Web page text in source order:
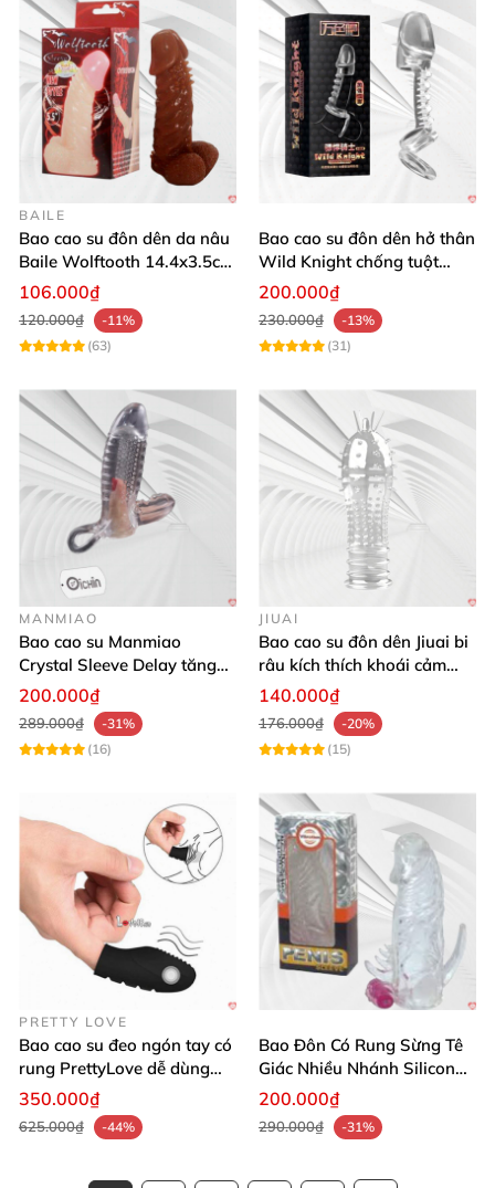
BAILE
Bao cao su đôn dên da nâu
Baile Wolftooth 14.4x3.5cm
tăng kích thước hoàn hảo
106.000₫
120.000₫
-11%
(63)
Bao cao su đôn dên hở thân
Wild Knight chống tuột
tăng khoái cảm
200.000₫
230.000₫
-13%
(31)
MANMIAO
Bao cao su Manmiao
Crystal Sleeve Delay tăng
kích thước
200.000₫
289.000₫
-31%
(16)
JIUAI
Bao cao su đôn dên Jiuai bi
râu kích thích khoái cảm
mạnh mẽ
140.000₫
176.000₫
-20%
(15)
PRETTY LOVE
Bao cao su đeo ngón tay có
rung PrettyLove dễ dùng
kích thích
350.000₫
625.000₫ -44%
Bao Đôn Có Rung Sừng Tê
Giác Nhiều Nhánh Silicon
Mềm Dẻo
200.000₫
290.000₫ -31%